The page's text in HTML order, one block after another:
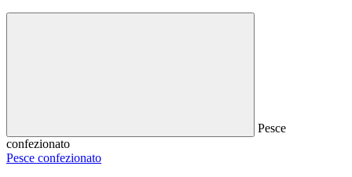
Pesce
confezionato
Pesce confezionato